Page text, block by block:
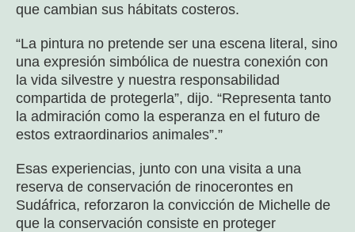
que cambian sus hábitats costeros.
“La pintura no pretende ser una escena literal, sino
una expresión simbólica de nuestra conexión con
la vida silvestre y nuestra responsabilidad
compartida de protegerla”, dijo. “Representa tanto
la admiración como la esperanza en el futuro de
estos extraordinarios animales”.”
Esas experiencias, junto con una visita a una
reserva de conservación de rinocerontes en
Sudáfrica, reforzaron la convicción de Michelle de
que la conservación consiste en proteger